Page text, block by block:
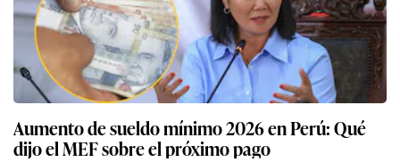
Aumento de sueldo mínimo 2026 en Perú: Qué
dijo el MEF sobre el próximo pago